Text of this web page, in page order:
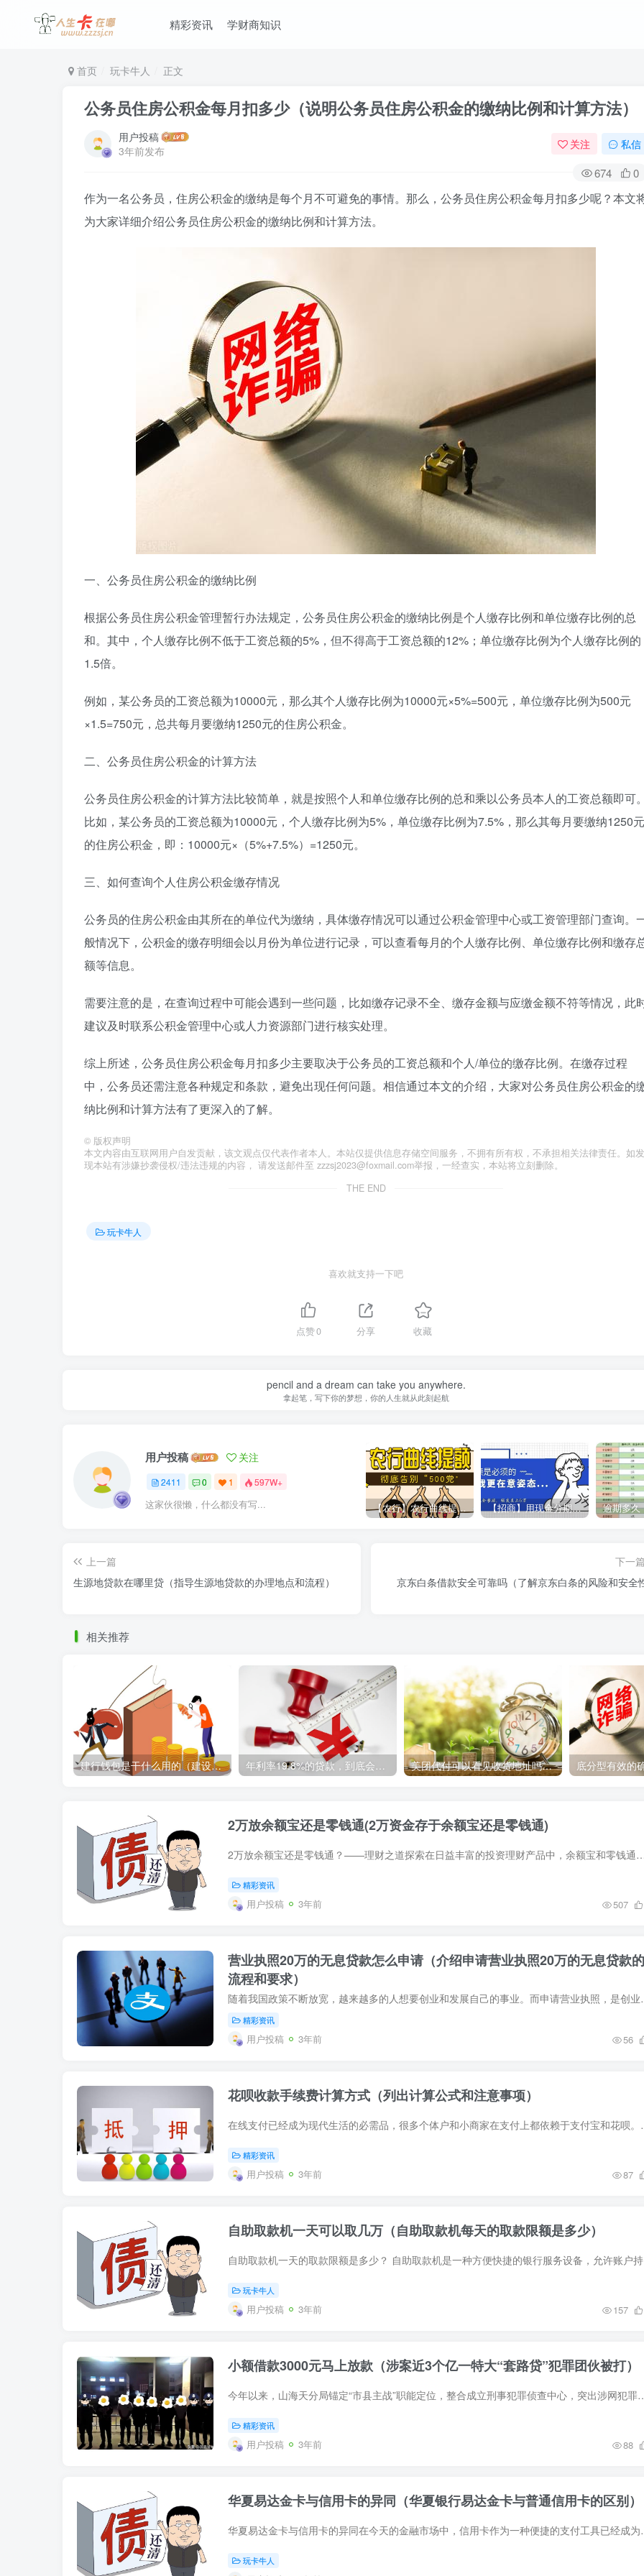
精彩资讯 学财商知识
首页 玩卡牛人 正文
公务员住房公积金每月扣多少（说明公务员住房公积金的缴纳比例和计算方法）
用户投稿
3年前发布
关注 私信
674 0
作为一名公务员，住房公积金的缴纳是每个月不可避免的事情。那么，公务员住房公积金每月扣多少呢？本文
为大家详细介绍公务员住房公积金的缴纳比例和计算方法。
一、公务员住房公积金的缴纳比例
根据公务员住房公积金管理暂行办法规定，公务员住房公积金的缴纳比例是个人缴存比例和单位缴存比例的总
和。其中，个人缴存比例不低于工资总额的5%，但不得高于工资总额的12%；单位缴存比例为个人缴存比例的
1.5倍。
例如，某公务员的工资总额为10000元，那么其个人缴存比例为10000元×5%=500元，单位缴存比例为500元
×1.5=750元，总共每月要缴纳1250元的住房公积金。
二、公务员住房公积金的计算方法
公务员住房公积金的计算方法比较简单，就是按照个人和单位缴存比例的总和乘以公务员本人的工资总额即可。
比如，某公务员的工资总额为10000元，个人缴存比例为5%，单位缴存比例为7.5%，那么其每月要缴纳1250元
的住房公积金，即：10000元×（5%+7.5%）=1250元。
三、如何查询个人住房公积金缴存情况
公务员的住房公积金由其所在的单位代为缴纳，具体缴存情况可以通过公积金管理中心或工资管理部门查询。
般情况下，公积金的缴存明细会以月份为单位进行记录，可以查看每月的个人缴存比例、单位缴存比例和缴存
额等信息。
需要注意的是，在查询过程中可能会遇到一些问题，比如缴存记录不全、缴存金额与应缴金额不符等情况，此
建议及时联系公积金管理中心或人力资源部门进行核实处理。
综上所述，公务员住房公积金每月扣多少主要取决于公务员的工资总额和个人/单位的缴存比例。在缴存过程
中，公务员还需注意各种规定和条款，避免出现任何问题。相信通过本文的介绍，大家对公务员住房公积金的
纳比例和计算方法有了更深入的了解。
© 版权声明
本文内容由互联网用户自发贡献，该文观点仅代表作者本人。本站仅提供信息存储空间服务，不拥有所有权，不承担相关法律责任。如发
现本站有涉嫌抄袭侵权/违法违规的内容， 请发送邮件至 zzzsj2023@foxmail.com举报，一经查实，本站将立刻删除。
THE END
玩卡牛人
喜欢就支持一下吧
点赞0 分享 收藏
pencil and a dream can take you anywhere.
拿起笔，写下你的梦想，你的人生就从此刻起航
用户投稿 关注
2411 0 1 597W+
这家伙很懒，什么都没有写... 【农行】农行曲线提额，彻底告别“500党” 【招商】用现金分期提额，额度直上6万
上一篇
生源地贷款在哪里贷（指导生源地贷款的办理地点和流程）
下一篇
京东白条借款安全可靠吗（了解京东白条的风险和安全
相关推荐
建行钱包是干什么用的（建设银行钱包的功能和用途简介） 年利率19.8%的贷款，到底会多还多少呢？ 美团代付可以看见收货地址吗(使用美团代付时，对方能否看到收货地址)
2万放余额宝还是零钱通(2万资金存于余额宝还是零钱通)
2万放余额宝还是零钱通？——理财之道探索在日益丰富的投资理财产品中，余额宝和零钱通是两个备受关注的工具，
精彩资讯
用户投稿 3年前 507
营业执照20万的无息贷款怎么申请（介绍申请营业执照20万的无息贷款的
流程和要求）
随着我国政策不断放宽，越来越多的人想
精彩资讯
用户投稿 3年前 56
花呗收款手续费计算方式（列出计算公式和注意事项）
在线支付已经成为现代生活的必需品，很
精彩资讯
用户投稿 3年前 87
自助取款机一天可以取几万（自助取款机每天的取款限额是多少）
玩卡牛人
用户投稿 3年前 157
小额借款3000元马上放款（涉案近3个亿一特大“套路贷”犯罪团伙被打）
今年以来，山海天分局锚定“市县主战”职能定位，整合成立刑事犯罪侦查中心，
精彩资讯
用户投稿 3年前 88
华夏易达金卡与信用卡的异同（华夏银行易达金卡与普通信用卡的区别）
华夏易达金卡与信用卡的异同在今天的金
玩卡牛人